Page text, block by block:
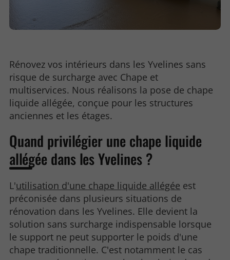
Rénovez vos intérieurs dans les Yvelines sans
risque de surcharge avec Chape et
multiservices. Nous réalisons la pose de chape
liquide allégée, conçue pour les structures
anciennes et les étages.
Quand privilégier une chape liquide
allégée dans les Yvelines ?
L'utilisation d'une chape liquide allégée est
préconisée dans plusieurs situations de
rénovation dans les Yvelines. Elle devient la
solution sans surcharge indispensable lorsque
le support ne peut supporter le poids d'une
chape traditionnelle. C'est notamment le cas